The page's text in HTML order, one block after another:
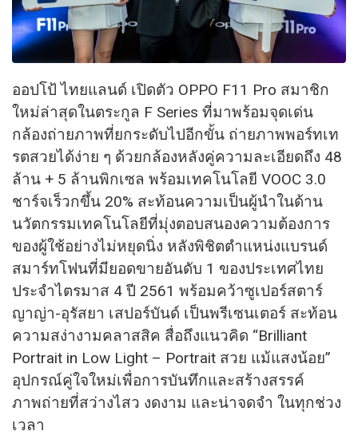
ออปโป้ ไทยแลนด์ เปิดตัว OPPO F11 Pro สมาชิก
ใหม่ล่าสุดในตระกูล F Series ที่มาพร้อมจุดเด่น
กล้องถ่ายภาพที่ยกระดับไปอีกขั้น ถ่ายภาพพอร์ทเท
รตสวยได้ง่าย ๆ ด้วยกล้องหลังคู่ความละเอียดถึง 48
ล้าน + 5 ล้านพิกเซล พร้อมเทคโนโลยี VOOC 3.0
ชาร์จเร็วกขึ้น 20% สะท้อนความเป็นผู้นำในด้าน
นวัตกรรมเทคโนโลยีที่มุ่งตอบสนองความต้องการ
ของผู้ใช้อย่างไม่หยุดนิ่ง หลังพิชิตตำแหน่งแบรนด์
สมาร์ทโฟนที่มียอดขายอันดับ 1 ของประเทศไทย
ประจำไตรมาส 4 ปี 2561 พร้อมคว้าซูเปอร์สตาร์
ญาญ่า-อุรัสยา เสปอร์บันด์ เป็นพรีเซนเตอร์ สะท้อน
ความสง่างามคลาสสิค สื่อถึงแนวคิด “Brilliant
Portrait in Low Light – Portrait สวย แม้แสงน้อย”
อุปกรณ์คู่ใจใหม่เพื่อการบันทึกและสร้างสรรค์
ภาพถ่ายที่สว่างไสว งดงาม และน่าจดจำ ในทุกช่วง
เวลา